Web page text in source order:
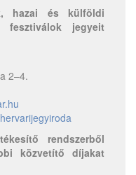
hazai és külföldi
fesztiválok jegyeit
2–4.
rendszerből
közvetítő díjakat